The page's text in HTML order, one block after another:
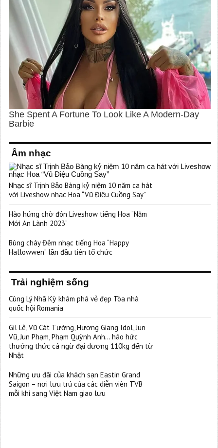
Âm nhạc
Nhạc sĩ Trịnh Bảo Bàng kỷ niệm 10 năm ca hát
với Liveshow nhạc Hoa “Vũ Điệu Cuồng Say”
Hào hứng chờ đón Liveshow tiếng Hoa “Năm
Mới An Lành 2023”
Bùng cháy Đêm nhạc tiếng Hoa “Happy
Hallowwen” lần đầu tiên tổ chức
Trải nghiệm sống
Cùng Lý Nhã Kỳ khám phá vẻ đẹp Tòa nhà
quốc hội Romania
Gil Lê, Vũ Cát Tường, Hương Giang Idol, Jun
Vũ, Jun Phạm, Phạm Quỳnh Anh… háo hức
thưởng thức cá ngừ đại dương 110kg đến từ
Nhật
Những ưu đãi của khách sạn Eastin Grand
Saigon – nơi lưu trú của các diễn viên TVB
mỗi khi sang Việt Nam giao lưu